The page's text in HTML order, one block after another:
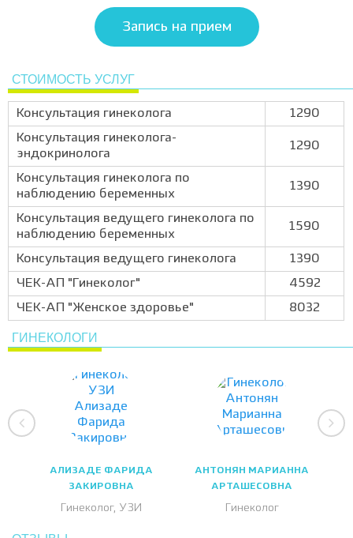
Запись на прием
СТОИМОСТЬ УСЛУГ
Консультация гинеколога
1290
Консультация гинеколога-
эндокринолога
1290
Консультация гинеколога по
наблюдению беременных
1390
Консультация ведущего гинеколога по
наблюдению беременных
1590
Консультация ведущего гинеколога
1390
ЧЕК-АП "Гинеколог"
4592
ЧЕК-АП "Женское здоровье"
8032
ГИНЕКОЛОГИ
АЛИЗАДЕ ФАРИДА
ЗАКИРОВНА
Гинеколог, УЗИ
АНТОНЯН МАРИАННА
АРТАШЕСОВНА
Гинеколог